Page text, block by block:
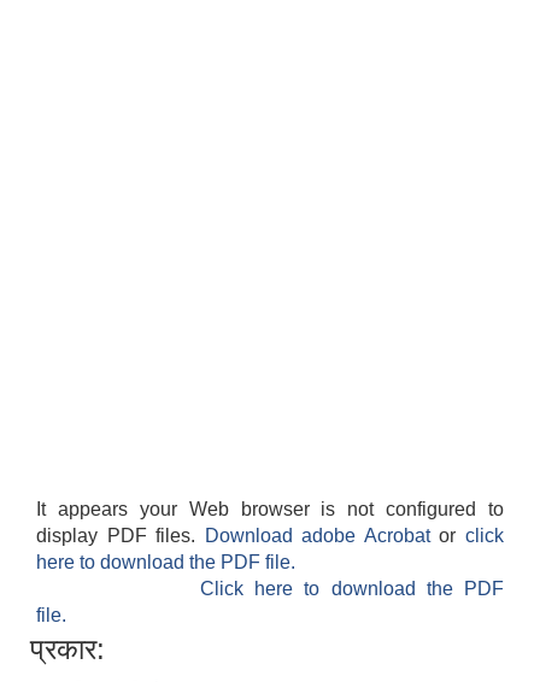
It appears your Web browser is not configured to
display PDF files.
Download adobe Acrobatorclick
here to download the PDF file.
Click here to download the PDF
file.
प्रकार: